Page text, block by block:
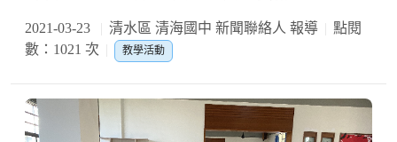
2021-03-23 清水區 清海國中 新聞聯絡人 報導
點閱
數：1021 次
教學活動